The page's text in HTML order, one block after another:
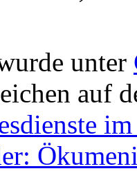
unter
auf